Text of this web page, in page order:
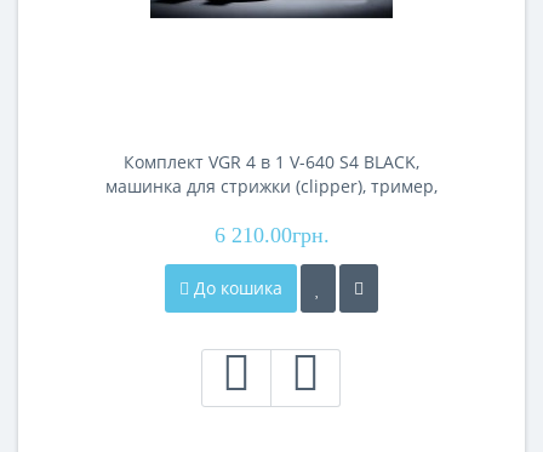
Комплект VGR 4 в 1 V-640 S4 BLACK,
машинка для стрижки (clipper), тример,
6 210.00грн.
До кошика